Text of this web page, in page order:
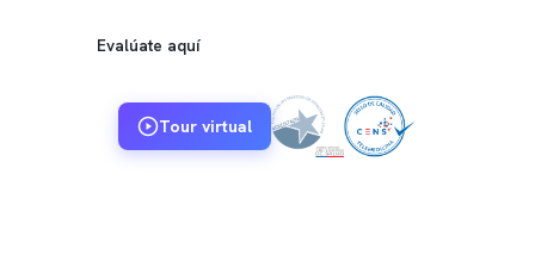
Evalúate aquí
Tour virtual